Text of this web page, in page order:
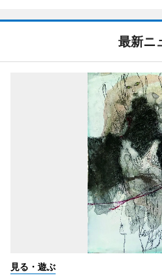
最新ニ
見る・遊ぶ